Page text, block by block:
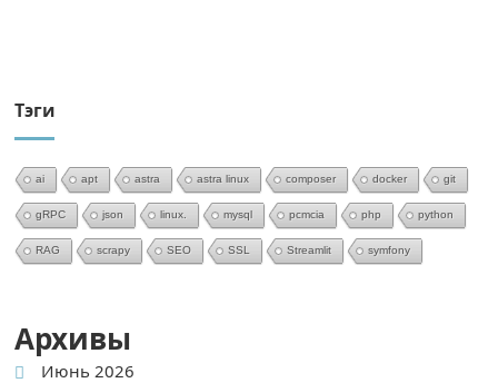
Тэги
ai apt astra astra linux composer docker git
gRPC json linux. mysql pcmcia php python
RAG scrapy SEO SSL Streamlit symfony
Архивы
Июнь 2026